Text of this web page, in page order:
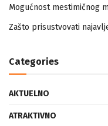
Mogućnost mestimičnog
Zašto prisustvovati
Categories
AKTUELNO
ATRAKTIVNO